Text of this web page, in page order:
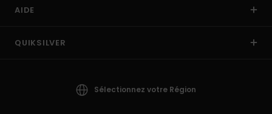
AIDE
QUIKSILVER
Sélectionnez votre Région